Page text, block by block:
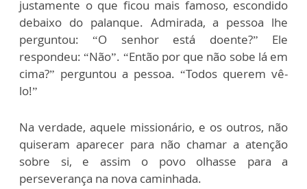
justamente o que ficou mais famoso, escondido
debaixo do palanque. Admirada, a pessoa lhe
perguntou: “O senhor está doente?” Ele
respondeu: “Não”. “Então por que não sobe lá em
cima?” perguntou a pessoa. “Todos querem vê-
lo!”
Na verdade, aquele missionário, e os outros, não
quiseram aparecer para não chamar a atenção
sobre si, e assim o povo olhasse para a
perseverança na nova caminhada.